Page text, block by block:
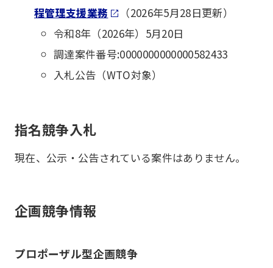
程管理支援業務
（2026年5月28日更新）
令和8年（2026年）5月20日
調達案件番号:0000000000000582433
入札公告（WTO対象）
指名競争入札
現在、公示・公告されている案件はありません。
企画競争情報
プロポーザル型企画競争